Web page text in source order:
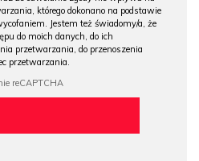
którego dokonano na podstawie
Jestem też świadomy/a, że
do moich danych, do ich
przetwarzania, do przenoszenia
przetwarzania.